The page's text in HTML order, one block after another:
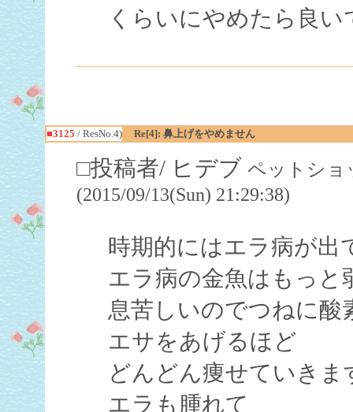
くらいにやめたら良い
■3125 / ResNo.4) Re[4]: 鼻上げをやめません
□投稿者/ ヒデブ ペットショ
(2015/09/13(Sun) 21:29:38)
時期的にはエラ病が出
エラ病の金魚はもっと
息苦しいのでつねに酸
エサをあげるほど
どんどん痩せていきま
エラも腫れて